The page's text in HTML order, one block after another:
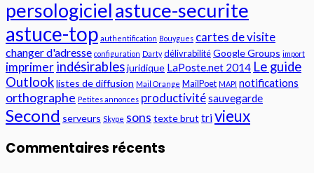
persologicielastuce-securite
astuce-top authentification Bouygues cartes de visite
changer d'adresse configuration Darty délivrabilitéGoogle Groups import
imprimerindésirablesjuridique LaPoste.net 2014 Le guide
Outlooklistes de diffusion Mail Orange MailPoet MAPI notifications
orthographe Petites annonces productivitésauvegarde
Second serveurs Skype sons texte brut trivieux
Commentaires récents